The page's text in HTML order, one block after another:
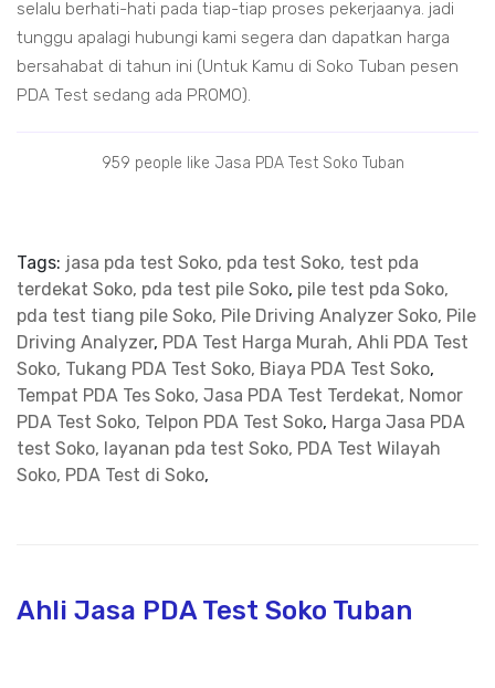
selalu berhati-hati pada tiap-tiap proses pekerjaanya. jadi
tunggu apalagi hubungi kami segera dan dapatkan harga
bersahabat di tahun ini (Untuk Kamu di Soko Tuban pesen
PDA Test sedang ada PROMO).
959 people like Jasa PDA Test Soko Tuban
Tags: jasa pda test Soko, pda test Soko, test pda
terdekat Soko, pda test pile Soko, pile test pda Soko,
pda test tiang pile Soko, Pile Driving Analyzer Soko, Pile
Driving Analyzer, PDA Test Harga Murah, Ahli PDA Test
Soko, Tukang PDA Test Soko, Biaya PDA Test Soko,
Tempat PDA Tes Soko, Jasa PDA Test Terdekat, Nomor
PDA Test Soko, Telpon PDA Test Soko, Harga Jasa PDA
test Soko, layanan pda test Soko, PDA Test Wilayah
Soko, PDA Test di Soko,
Ahli Jasa PDA Test Soko Tuban